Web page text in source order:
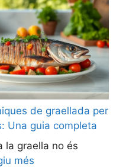
de graellada per
Una guia completa
la graella no és
més